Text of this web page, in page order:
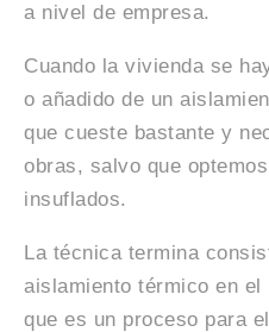
a nivel de empresa.
Cuando la vivienda se
o añadido de un
que cueste bastante y
obras, salvo que
insuflados.
La técnica termina
aislamiento térmico en
que es un proceso para